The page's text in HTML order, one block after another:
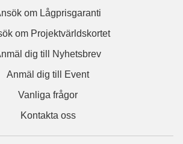
om Lågprisgaranti
om Projektvärldskortet
dig till Nyhetsbrev
Anmäl dig till Event
Vanliga frågor
Kontakta oss